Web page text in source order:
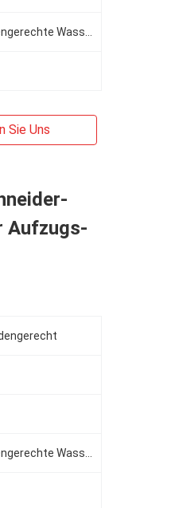
Sie Uns
Aufzugs-